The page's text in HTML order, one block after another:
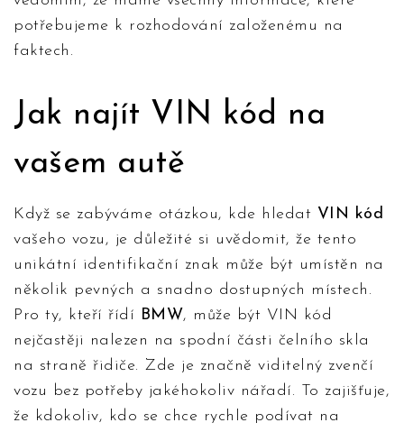
potřebujeme k rozhodování založenému na
faktech.
Jak najít VIN kód na
vašem autě
Když se zabýváme otázkou, kde hledat VIN kód
vašeho vozu, je důležité si uvědomit, že tento
unikátní identifikační znak může být umístěn na
několik pevných a snadno dostupných místech.
Pro ty, kteří řídí BMW, může být VIN kód
nejčastěji nalezen na spodní části čelního skla
na straně řidiče. Zde je značně viditelný zvenčí
vozu bez potřeby jakéhokoliv nářadí. To zajišťuje,
že kdokoliv, kdo se chce rychle podívat na